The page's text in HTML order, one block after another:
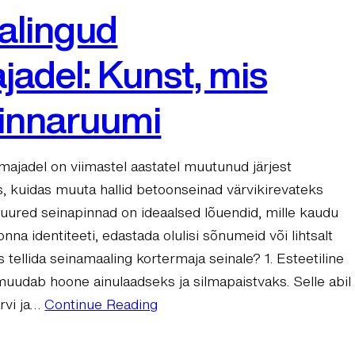
Kunst, mis
on viimastel aastatel muutunud järjest
kuidas muuta hallid betoonseinad värvikirevateks
seinapinnad on ideaalsed lõuendid, mille kaudu
identiteeti, edastada olulisi sõnumeid või lihtsalt
tellida seinamaaling kortermaja seinale? 1. Esteetiline
hoone ainulaadseks ja silmapaistvaks. Selle abil
ja…Continue Reading